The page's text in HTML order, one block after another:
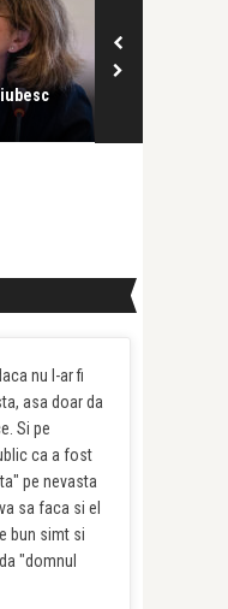
Alice Năstase Buciuta
Mihaela Rădulescu:
venit exact când tre ...
nu l-ar fi
asa doar da
Si pe
ca a fost
pe nevasta
sa faca si el
bun simt si
"domnul